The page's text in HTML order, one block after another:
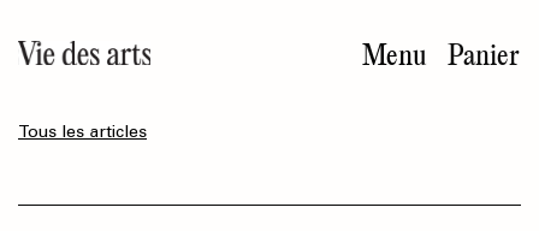
au
contenu
Menu Panier
Tous les articles